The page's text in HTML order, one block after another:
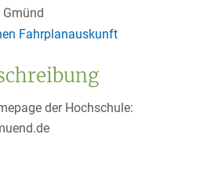
Fahrplanauskunft
der Hochschule: